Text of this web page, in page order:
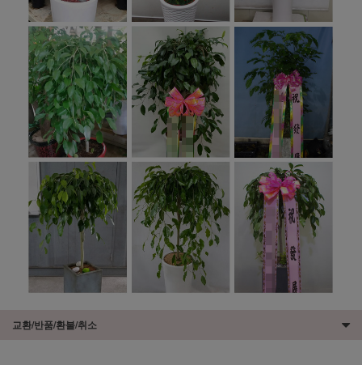
교환/반품/환불/취소